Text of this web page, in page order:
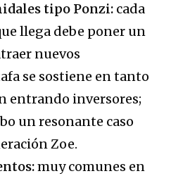
tipo Ponzi: cada
llega debe poner un
nuevos
se sostiene en tanto
entrando inversores;
un resonante caso
Zoe.
muy comunes en